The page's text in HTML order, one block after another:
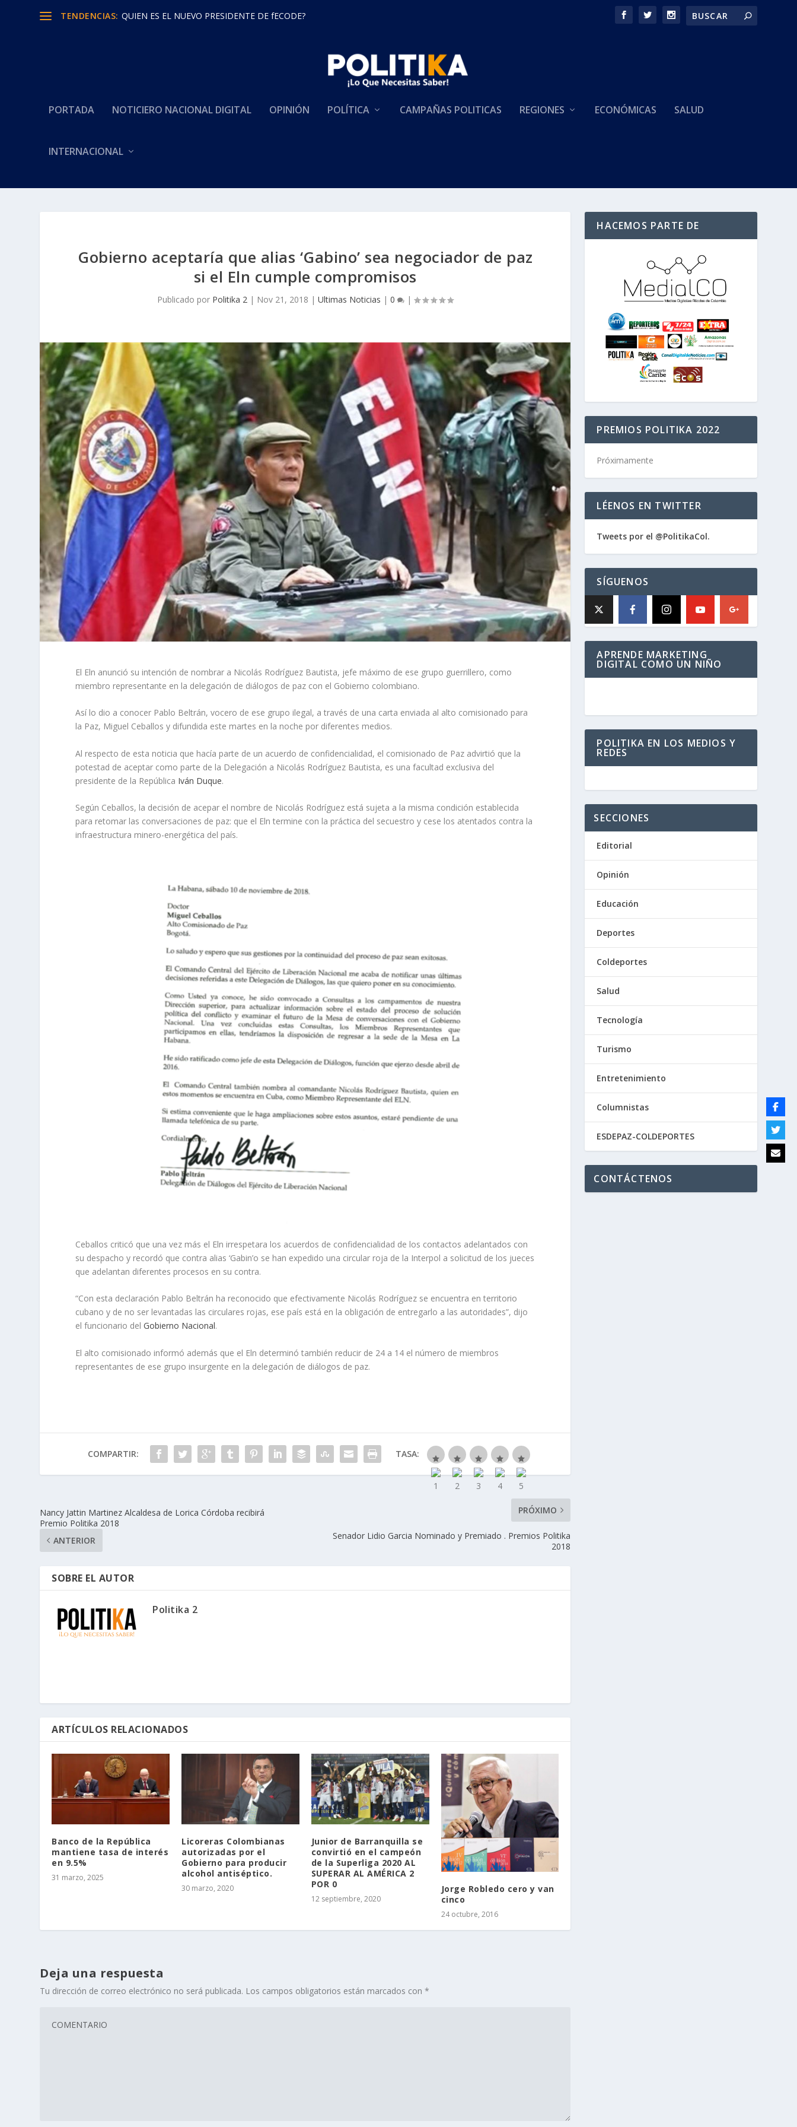
TENDENCIAS: QUIEN ES EL NUEVO PRESIDENTE DE fECODE?
PORTADA NOTICIERO NACIONAL DIGITAL OPINIÓN POLÍTICA CAMPAÑAS POLITICAS REGIONES ECONÓMICAS SALUD
INTERNACIONAL
Gobierno aceptaría que alias ‘Gabino’ sea negociador de paz
si el Eln cumple compromisos
Publicado por Politika 2 | Nov 21, 2018 |Ultimas Noticias |0 |
El Eln anunció su intención de nombrar a Nicolás Rodríguez Bautista, jefe máximo de ese grupo guerrillero, como
miembro representante en la delegación de diálogos de paz con el Gobierno colombiano.
Así lo dio a conocer Pablo Beltrán, vocero de ese grupo ilegal, a través de una carta enviada al alto comisionado para
la Paz, Miguel Ceballos y difundida este martes en la noche por diferentes medios.
Al respecto de esta noticia que hacía parte de un acuerdo de confidencialidad, el comisionado de Paz advirtió que la
potestad de aceptar como parte de la Delegación a Nicolás Rodríguez Bautista, es una facultad exclusiva del
presidente de la República Iván Duque.
Según Ceballos, la decisión de acepar el nombre de Nicolás Rodríguez está sujeta a la misma condición establecida
para retomar las conversaciones de paz: que el Eln termine con la práctica del secuestro y cese los atentados contra la
infraestructura minero-energética del país.
Ceballos criticó que una vez más el Eln irrespetara los acuerdos de confidencialidad de los contactos adelantados con
su despacho y recordó que contra alias ‘Gabin’o se han expedido una circular roja de la Interpol a solicitud de los jueces
que adelantan diferentes procesos en su contra.
“Con esta declaración Pablo Beltrán ha reconocido que efectivamente Nicolás Rodríguez se encuentra en territorio
cubano y de no ser levantadas las circulares rojas, ese país está en la obligación de entregarlo a las autoridades”, dijo
el funcionario delGobierno Nacional.
El alto comisionado informó además que el Eln determinó también reducir de 24 a 14 el número de miembros
representantes de ese grupo insurgente en la delegación de diálogos de paz.
COMPARTIR: TASA:
Nancy Jattin Martinez Alcaldesa de Lorica Córdoba recibirá
Premio Politika 2018
ANTERIOR
PRÓXIMO
Senador Lidio Garcia Nominado y Premiado . Premios Politika
2018
SOBRE EL AUTOR
Politika 2
ARTÍCULOS RELACIONADOS
Banco de la República
mantiene tasa de interés
en 9.5%
31 marzo, 2025
Licoreras Colombianas
autorizadas por el
Gobierno para producir
alcohol antiséptico.
30 marzo, 2020
Junior de Barranquilla se
convirtió en el campeón
de la Superliga 2020 AL
SUPERAR AL AMÉRICA 2
POR 0
12 septiembre, 2020
Jorge Robledo cero y van
cinco
24 octubre, 2016
Deja una respuesta
Tu dirección de correo electrónico no será publicada. Los campos obligatorios están marcados con*
HACEMOS PARTE DE
PREMIOS POLITIKA 2022
Próximamente
LÉENOS EN TWITTER
Tweets por el @PolitikaCol.
SÍGUENOS
APRENDE MARKETING
DIGITAL COMO UN NIÑO
POLITIKA EN LOS MEDIOS Y
REDES
SECCIONES
Editorial
Opinión
Educación
Deportes
Coldeportes
Salud
Tecnología
Turismo
Entretenimiento
Columnistas
ESDEPAZ-COLDEPORTES
CONTÁCTENOS